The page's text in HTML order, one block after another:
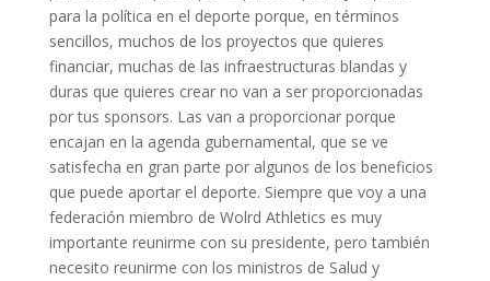
para la política en el deporte porque, en términos
sencillos, muchos de los proyectos que quieres
financiar, muchas de las infraestructuras blandas y
duras que quieres crear no van a ser proporcionadas
por tus sponsors. Las van a proporcionar porque
encajan en la agenda gubernamental, que se ve
satisfecha en gran parte por algunos de los beneficios
que puede aportar el deporte. Siempre que voy a una
federación miembro de Wolrd Athletics es muy
importante reunirme con su presidente, pero también
necesito reunirme con los ministros de Salud y